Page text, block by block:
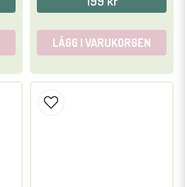
LÄGG I VARUKORGEN